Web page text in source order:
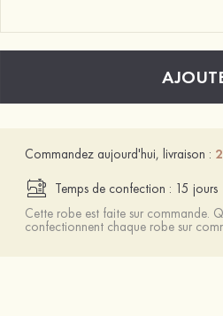
Commandez aujourd'hui, livraison :
Temps de confection : 15 jours
Cette robe est faite sur commande.
confectionnent chaque robe sur